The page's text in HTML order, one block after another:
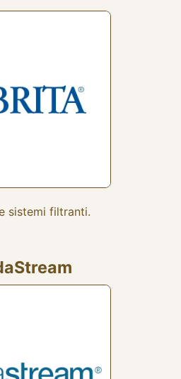
sistemi filtranti.